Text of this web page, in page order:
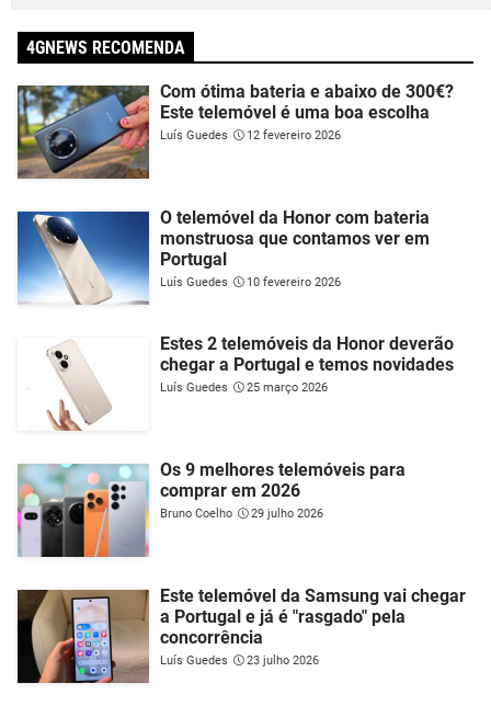
4GNEWS RECOMENDA
Com ótima bateria e abaixo de 300€?
Este telemóvel é uma boa escolha
Luís Guedes 12 fevereiro 2026
O telemóvel da Honor com bateria
monstruosa que contamos ver em
Portugal
Luís Guedes 10 fevereiro 2026
Estes 2 telemóveis da Honor deverão
chegar a Portugal e temos novidades
Luís Guedes 25 março 2026
Os 9 melhores telemóveis para
comprar em 2026
Bruno Coelho 29 julho 2026
Este telemóvel da Samsung vai chegar
a Portugal e já é "rasgado" pela
concorrência
Luís Guedes 23 julho 2026